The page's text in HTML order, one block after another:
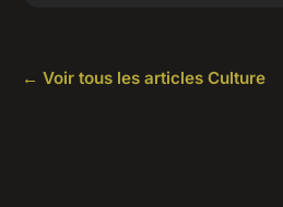
← Voir tous les articles Culture